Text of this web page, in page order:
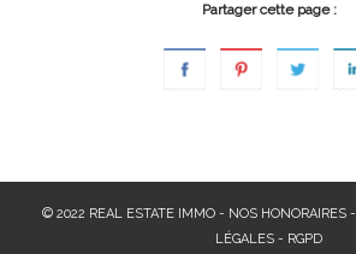
Partager cette page :
© 2022 REAL ESTATE IMMO - NOS HONORAIRES-
LÉGALES - RGPD